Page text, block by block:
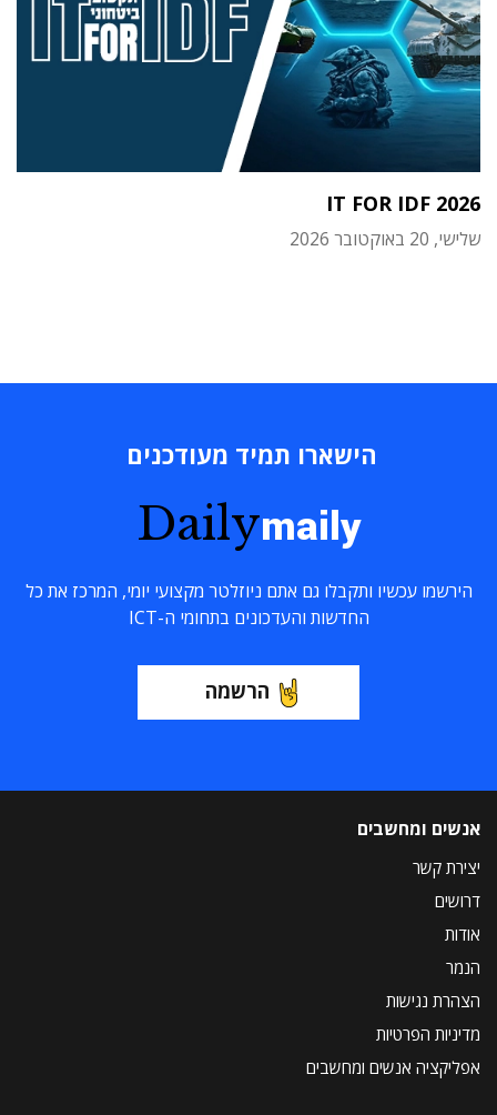
IT FOR IDF 2026
שלישי, 20 באוקטובר 2026
הישארו תמיד מעודכנים
Dailymaily
הירשמו עכשיו ותקבלו גם אתם ניוזלטר מקצועי יומי, המרכז את כל
החדשות והעדכונים בתחומי ה-ICT
הרשמה
אנשים ומחשבים
יצירת קשר
דרושים
אודות
הנמר
הצהרת נגישות
מדיניות הפרטיות
אפליקציה אנשים ומחשבים